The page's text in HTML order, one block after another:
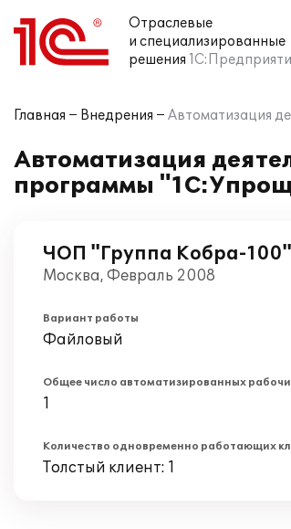
Отраслевые
и специализированные
решения
Главная Внедрения Автоматизация
Автоматизация
программы
ЧОП "Группа Кобра-100"
Москва, Февраль 2008
Вариант работы
Файловый
Общее число автоматизированных
1
Количество одновременно работающих
Толстый клиент: 1